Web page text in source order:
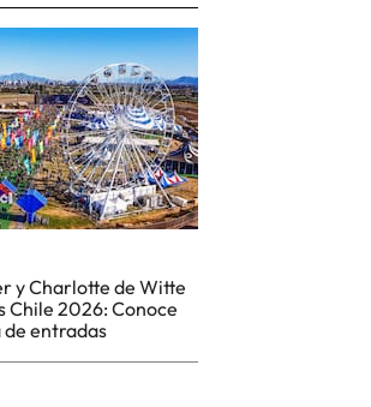
y Charlotte de Witte
Chile 2026: Conoce
entradas